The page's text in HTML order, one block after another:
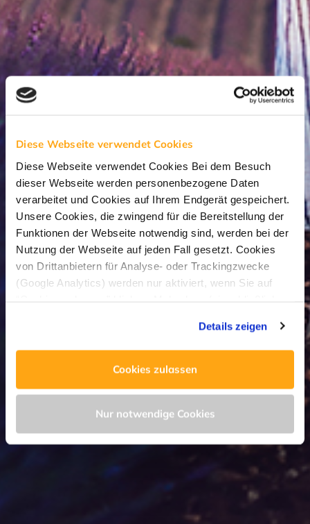
Diese Webseite verwendet Cookies
Diese Webseite verwendet Cookies Bei dem Besuch
dieser Webseite werden personenbezogene Daten
verarbeitet und Cookies auf Ihrem Endgerät gespeichert.
Unsere Cookies, die zwingend für die Bereitstellung der
Funktionen der Webseite notwendig sind, werden bei der
Nutzung der Webseite auf jeden Fall gesetzt. Cookies
von Drittanbietern für Analyse- oder Trackingzwecke
(Google Analytics) werden nur aktiviert, wenn Sie auf
Datenschutzerklärung—
Impressum.
Details zeigen
Cookies zulassen
Nur notwendige Cookies